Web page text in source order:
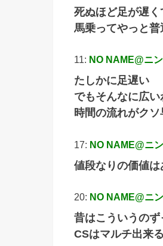
死ぬほど足が遅
馬乗ってやっと普
11: NO NAME@ニ
たしかに足遅い
でもそんなに広
時間の流れがクソ
17: NO NAME@ニ
値段なりの価値
20: NO NAME@ニ
昔はこういうの
CSはマルチ出来